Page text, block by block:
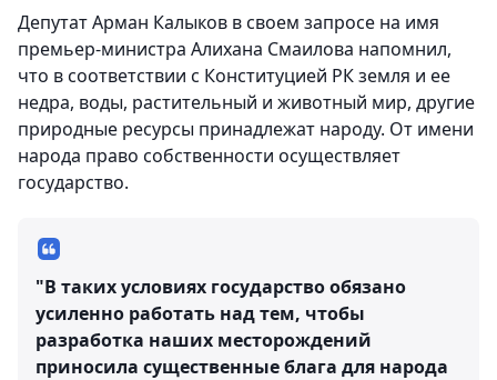
Депутат Арман Калыков в своем запросе на имя
премьер-министра Алихана Смаилова напомнил,
что в соответствии с Конституцией РК земля и ее
недра, воды, растительный и животный мир, другие
природные ресурсы принадлежат народу. От имени
народа право собственности осуществляет
государство.
"В таких условиях государство обязано
усиленно работать над тем, чтобы
разработка наших месторождений
приносила существенные блага для народа